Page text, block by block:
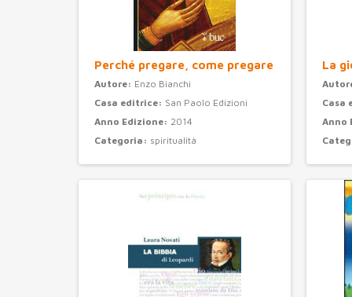
Perché pregare, come pregare
Autore: Enzo Bianchi
Casa editrice: San Paolo Edizioni
Anno Edizione: 2014
Categoria: spiritualità
La
Casa
Anno